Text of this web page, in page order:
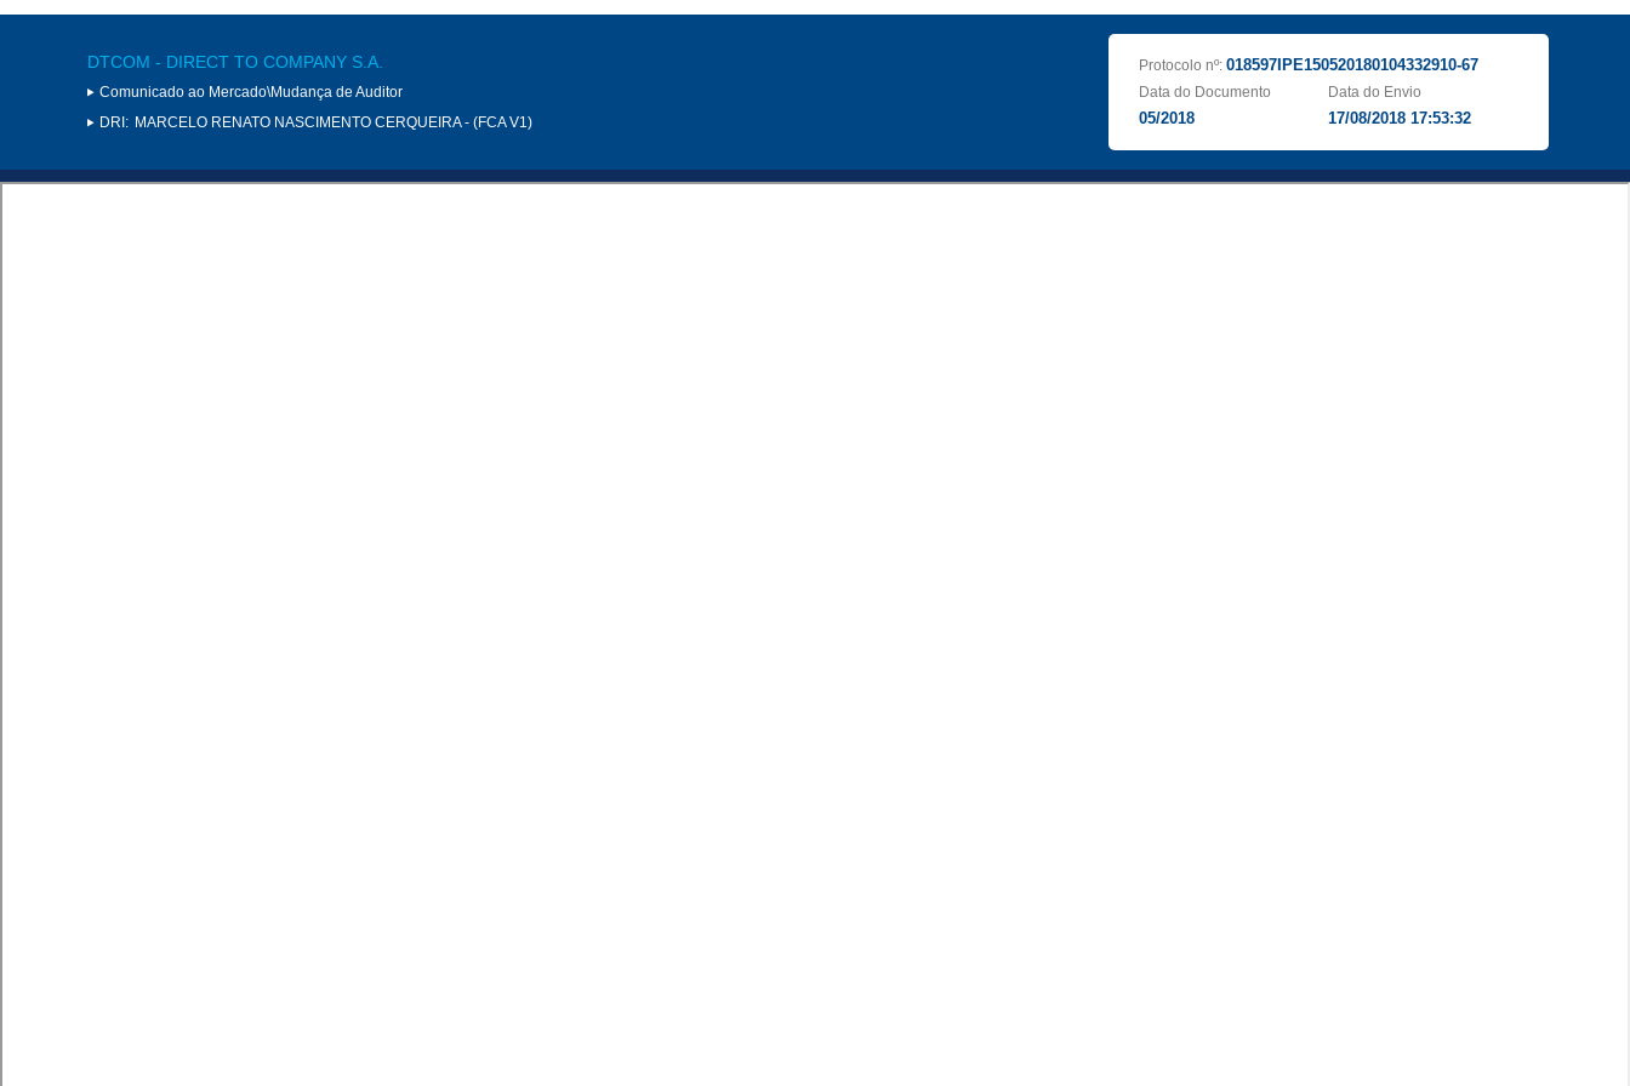
DTCOM - DIRECT TO COMPANY S.A.
Comunicado ao Mercado\Mudança de Auditor
DRI: MARCELO RENATO NASCIMENTO CERQUEIRA - (FCA V1)
Protocolo nº: 018597IPE150520180104332910-67
Data do Documento
05/2018
Data do Envio
17/08/2018 17:53:32